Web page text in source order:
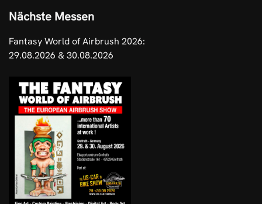
Nächste Messen
Fantasy World of Airbrush 2026:
29.08.2026 & 30.08.2026